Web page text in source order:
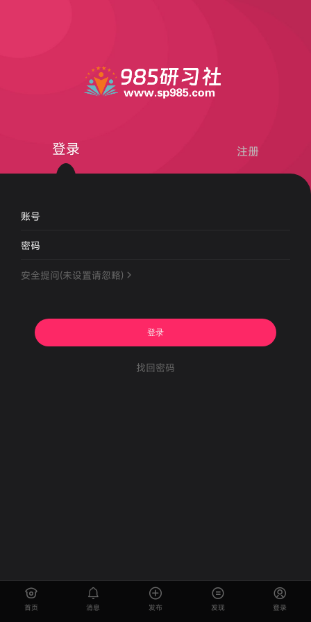
登录 注册
账号
密码
安全提问(未设置请忽略)
登录
找回密码
首页 消息 发布 发现 登录